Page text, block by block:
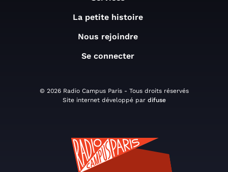
La petite histoire
Nous rejoindre
Se connecter
© 2026 Radio Campus Paris - Tous droits réservés
Site internet développé par difuse